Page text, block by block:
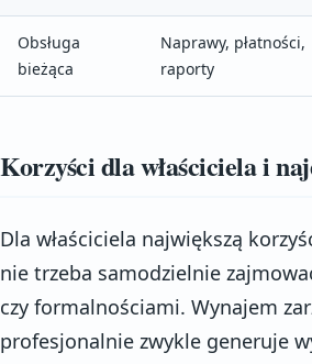
Obsługa
bieżąca
Naprawy, płatności,
raporty
Korzyści dla właściciela i
Dla właściciela największą
nie trzeba samodzielnie
czy formalnościami. Wynajem
profesjonalnie zwykle generuje